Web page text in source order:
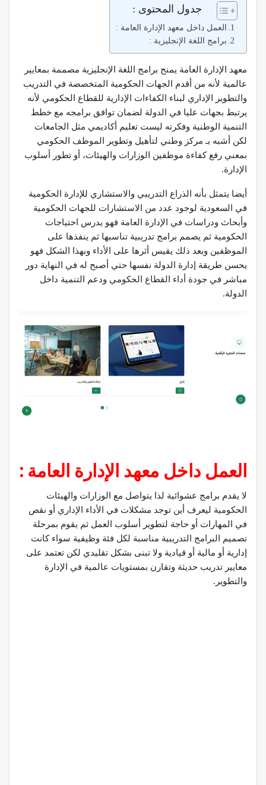
جدول المحتوى :
العمل داخل معهد الإدارة العامة :
برامج اللغة الإنجليزية :
معهد الإدارة العامة يمنح برامج اللغة الإنجليزية مصممة بمعايير
عالمية لأنه من أقدم الجهات الحكومية المتخصصة في التدريب
والتطوير الإداري لبناء الكفاءات الإدارية للقطاع الحكومي لأنه
يرتبط بجهات عليا في الدولة لضمان توافق برامجه مع خطط
التنمية الوطنية وفكرته ليست تعليم أكاديمي مثل الجامعات
لكن أشبه بـ مركز وطني لتأهيل وتطوير الموظف الحكومي
بمعني رفع كفاءة موظفين الوزارات والهيئات، أو تطور أسلوب
الإدارة.
أيضا يتمثل بأنه الذراع التدريبي والاستشاري للإدارة الحكومية
في السعودية لوجود عدد من الاستشارات للجهات الحكومية
وأبحاث ودراسات في الإدارة العامة فهو يدرس احتياجات
الحكومية ثم يصمم برامج تدريبية تناسبها ثم ينفذها على
الموظفين وبعد ذلك يقيس أثرها على الأداء وبهذا الشكل فهو
يحسن طريقة إدارة الدولة نفسها حتي أصبح له في النهاية دور
مباشر في جودة أداء القطاع الحكومي ودعم التنمية داخل
الدولة.
العمل داخل معهد الإدارة العامة :
لا يقدم برامج عشوائية لذا يتواصل مع الوزارات والهيئات
الحكومية ليعرف أين توجد مشكلات في الأداء الإداري أو نقص
في المهارات أو حاجة لتطوير أسلوب العمل ثم يقوم بمرحلة
تصميم البرامج التدريبية مناسبة لكل فئة وظيفية سواء كانت
إدارية أو مالية أو قيادية ولا تبنى بشكل تقليدي لكن تعتمد على
معايير تدريب حديثة وتقارن بمستويات عالمية في الإدارة
والتطوير.